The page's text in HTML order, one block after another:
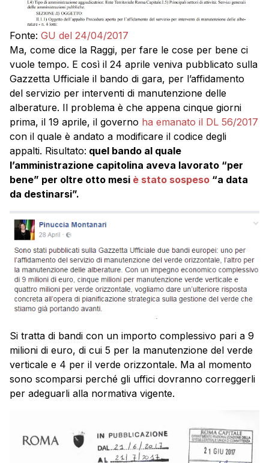
Fonte: GU del 24/04/2017
Ma, come dice la Raggi, per fare le cose per bene ci
vuole tempo. E così il 24 aprile veniva pubblicato sulla
Gazzetta Ufficiale il bando di gara, per l’affidamento
del servizio per interventi di manutenzione delle
alberature. Il problema è che appena cinque giorni
prima, il 19 aprile, il governo ha emanato il DL 56/2017
con il quale è andato a modificare il codice degli
appalti. Risultato: quel bando al quale
l’amministrazione capitolina aveva lavorato “per
bene” per oltre otto mesi è stato sospeso “a data
da destinarsi”.
Si tratta di bandi con un importo complessivo pari a 9
milioni di euro, di cui 5 per la manutenzione del verde
verticale e 4 per il verde orizzontale. Ma al momento
sono scomparsi perché gli uffici dovranno correggerli
per adeguarli alla normativa vigente.